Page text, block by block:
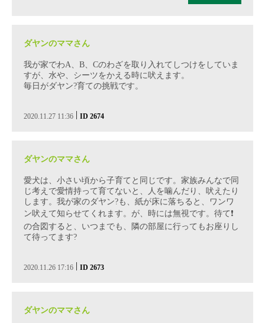
ダヤンのママさん
我が家でわA、В、Сのわざを取り入れてしつけをしていま
すが、水や、シーツをかえる時に吠えます。
毎日がダヤン?育ての挑戦です。
2020.11.27 11:36 | ID 2674
ダヤンのママさん
愛犬は、小さい頃から子育てと同じです。家族みんなで同
じ考えで愛情持って育てないと、人を噛んだり、吠えたり
します。我が家のダヤン?も、紙が床に落ちると、ワンワ
ン吠えて知らせてくれます。が、時には無視です。待て❗
の合図すると、いつまでも、隣の部屋に行ってもお座りし
て待ってます?
2020.11.26 17:16 | ID 2673
ダヤンのママさん